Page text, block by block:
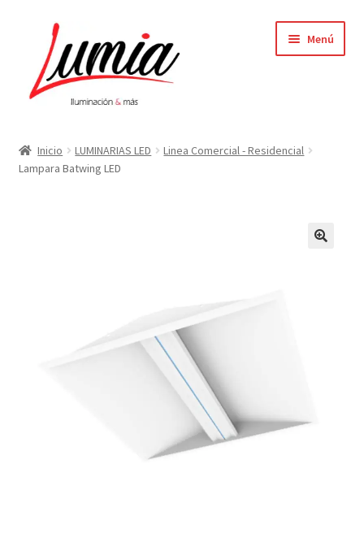
navegación
contenido
Menú
Carrito
Política de devoluciones y reembolsos
Inicio LUMINARIAS LED
Linea Comercial - Residencial
Lampara Batwing LED